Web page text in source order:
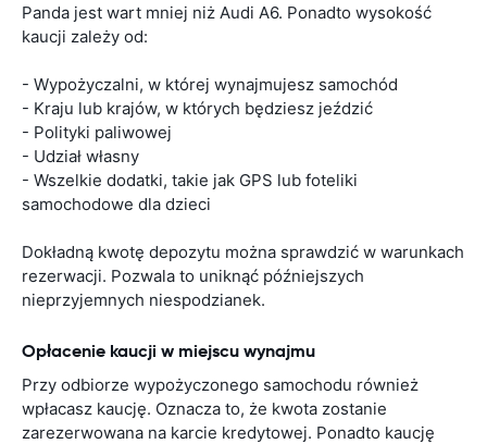
Panda jest wart mniej niż Audi A6. Ponadto wysokość
kaucji zależy od:
- Wypożyczalni, w której wynajmujesz samochód
- Kraju lub krajów, w których będziesz jeździć
- Polityki paliwowej
- Udział własny
- Wszelkie dodatki, takie jak GPS lub foteliki
samochodowe dla dzieci
Dokładną kwotę depozytu można sprawdzić w warunkach
rezerwacji. Pozwala to uniknąć późniejszych
nieprzyjemnych niespodzianek.
Opłacenie kaucji w miejscu wynajmu
Przy odbiorze wypożyczonego samochodu również
wpłacasz kaucję. Oznacza to, że kwota zostanie
zarezerwowana na karcie kredytowej. Ponadto kaucję